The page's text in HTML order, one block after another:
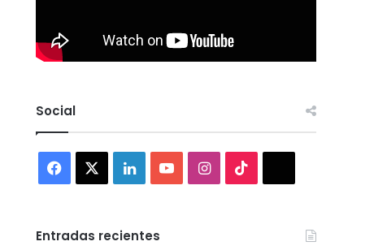
Social
Facebook LinkedInYouTubeInstagram
Entradas recientes